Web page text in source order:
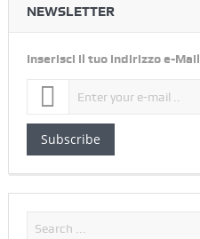
NEWSLETTER
Inserisci il tuo indirizzo e-Mail
Subscribe